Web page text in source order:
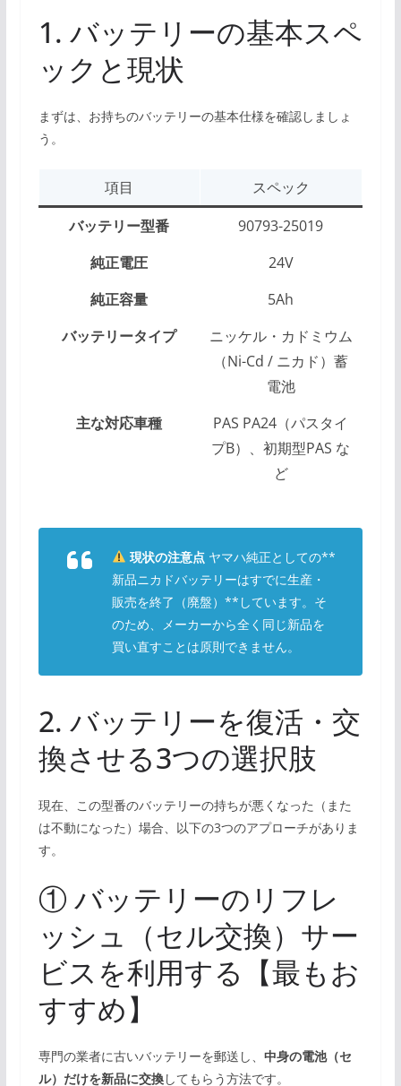
1. バッテリーの基本スペ
ックと現状
まずは、お持ちのバッテリーの基本仕様を確認しましょ
う。
項目
スペック
バッテリー型番
90793-25019
純正電圧
24V
純正容量
5Ah
バッテリータイプ
ニッケル・カドミウム
（Ni-Cd / ニカド）蓄
電池
主な対応車種
PAS PA24（パスタイ
プB）、初期型PAS な
ど
現状の注意点ヤマハ純正としての**
新品ニカドバッテリーはすでに生産・
販売を終了（廃盤）**しています。そ
のため、メーカーから全く同じ新品を
買い直すことは原則できません。
2. バッテリーを復活・交
換させる3つの選択肢
現在、この型番のバッテリーの持ちが悪くなった（また
は不動になった）場合、以下の3つのアプローチがありま
す。
① バッテリーのリフレ
ッシュ（セル交換）サー
ビスを利用する【最もお
すすめ】
専門の業者に古いバッテリーを郵送し、 中身の電池（セ
ル）だけを新品に交換してもらう方法です。